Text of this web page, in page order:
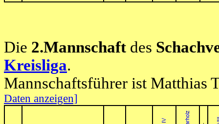
Die 2.Mannschaft des
Kreisliga.
Mannschaftsführer ist Matthias
Daten anzeigen]